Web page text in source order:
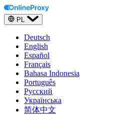
PL
Deutsch
English
Español
Français
Bahasa Indonesia
Português
Русский
Українська
简体中文